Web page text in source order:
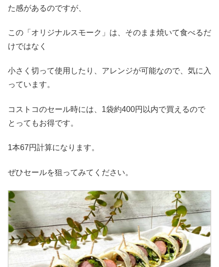
た感があるのですが、
この「オリジナルスモーク」は、そのまま焼いて食べるだ
けではなく
小さく切って使用したり、アレンジが可能なので、気に入
っています。
コストコのセール時には、1袋約400円以内で買えるので
とってもお得です。
1本67円計算になります。
ぜひセールを狙ってみてください。